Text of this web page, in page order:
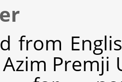
from
Premji